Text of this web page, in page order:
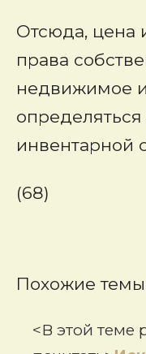
Отсюда, цена
права
недвижимое
инвентарной
(68)
Похожие
<В этой теме